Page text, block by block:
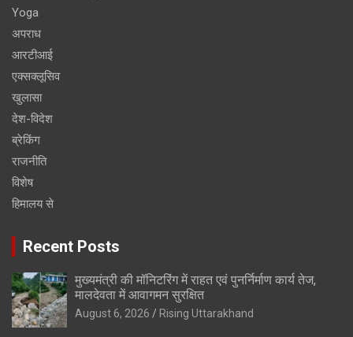
Yoga
अपराध
आरटीआई
एक्सक्लूसिव
खुलासा
देश-विदेश
ब्रेकिंग
राजनीति
विशेष
हिमालय से
Recent Posts
मुख्यमंत्री की मॉनिटरिंग में राहत एवं पुनर्निर्माण कार्य तेज,
मालदेवता में आवागमन सुरक्षित
August 6, 2026 Rising Uttarakhand